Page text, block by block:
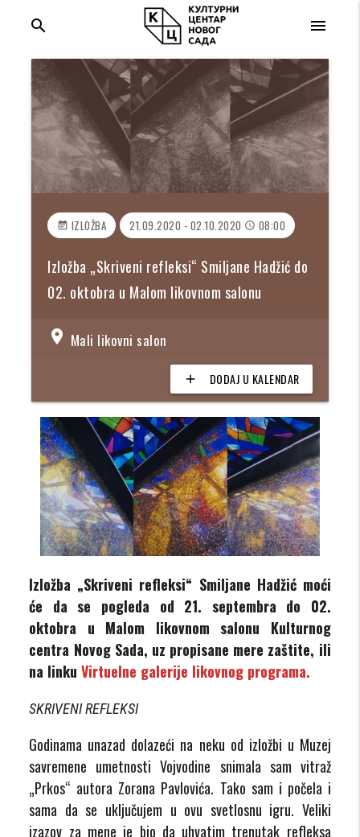
menu
search
event_note IZLOŽBA 21.09.2020 - 02.10.2020 access_time 08:00
Izložba „Skriveni refleksi“ Smiljane Hadžić do
02. oktobra u Malom likovnom salonu
location_on Mali likovni salon
add DODAJ U KALENDAR
Izložba „Skriveni refleksi“ Smiljane Hadžić moći
će da se pogleda od 21. septembra do 02.
oktobra u Malom likovnom salonu Kulturnog
centra Novog Sada, uz propisane mere zaštite, ili
na linkuVirtuelne galerije likovnog programa.
SKRIVENI REFLEKSI
Godinama unazad dolazeći na neku od izložbi u Muzej
savremene umetnosti Vojvodine snimala sam vitraž
„Prkos“ autora Zorana Pavlovića. Tako sam i počela i
sama da se uključujem u ovu svetlosnu igru. Veliki
izazov za mene je bio da uhvatim trenutak refleksa